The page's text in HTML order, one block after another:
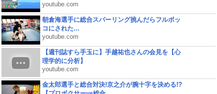
youtube.com
朝倉海選手に総合スパーリング挑んだらフルボッ
コにされた...
youtube.com
【週刊誌すら手玉に】手越祐也さんの会見を【心
理学的に分析】
youtube.com
金太郎選手と総合対決!京之介が腕十字を決める!?